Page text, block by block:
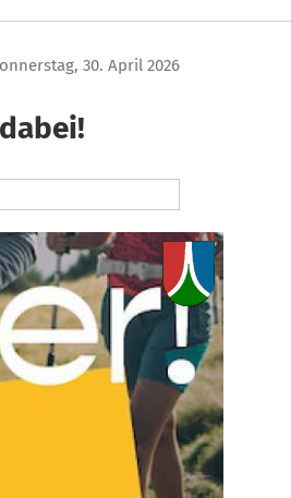
30. April 2026